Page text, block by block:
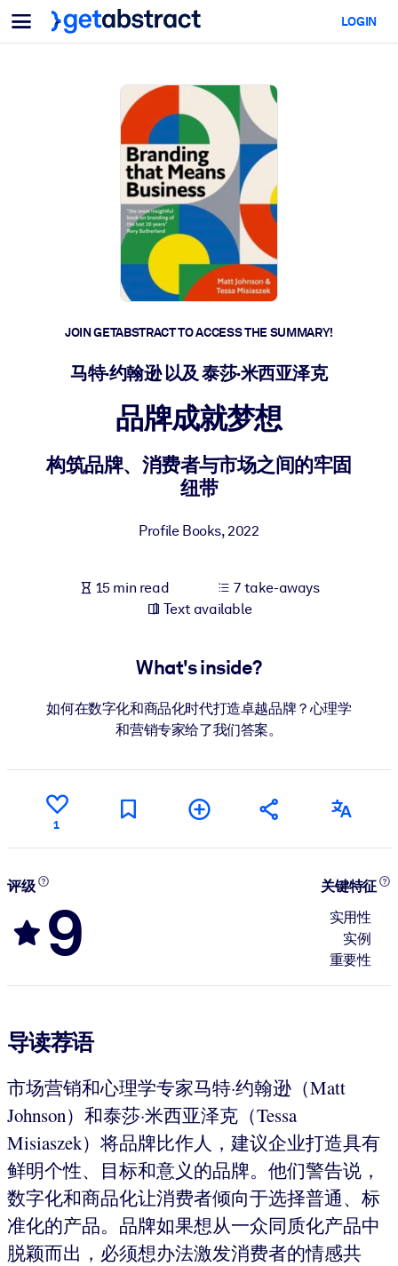
Menu
For Teams & Leaders
Equip your employees with critical AI skills.
Leadership Development
Prepare your leaders for the next era of work.
Collaborative Learning
Make it easy for teams to learn together, solve real problems, and
Upskilling & Reskilling
Build a healthier, more resilient workforce.
For LMS/LXP
Bring bite-sized, verified knowledge into your LMS/LXP for
For Corporate Libraries
knowledge.
For AI Systems
LOGIN
JOIN GETABSTRACT TO ACCESS THE SUMMARY!
马特·约翰逊 以及 泰莎·米西亚泽克
品牌成就梦想
构筑品牌、消费者与市场之间的牢固
纽带
Profile Books,2022
15 min read
7 take-aways
Text available
What's inside?
如何在数字化和商品化时代打造卓越品牌？心理学
和营销专家给了我们答案。
1
评级
9
关键特征
实用性
实例
重要性
导读荐语
市场营销和心理学专家马特·约翰逊（Matt
Johnson）和泰莎·米西亚泽克（Tessa
Misiaszek）将品牌比作人，建议企业打造具有
鲜明个性、目标和意义的品牌。他们警告说，
数字化和商品化让消费者倾向于选择普通、标
准化的产品。品牌如果想从一众同质化产品中
脱颖而出，必须想办法激发消费者的情感共